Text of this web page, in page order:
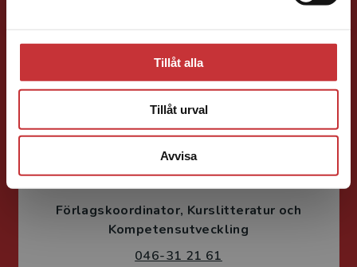
Tillåt alla
Tillåt urval
Avvisa
Susanne Borg-Törn
Förlagskoordinator Kurslitteratur och
Kompetensutveckling
046-31 21 61